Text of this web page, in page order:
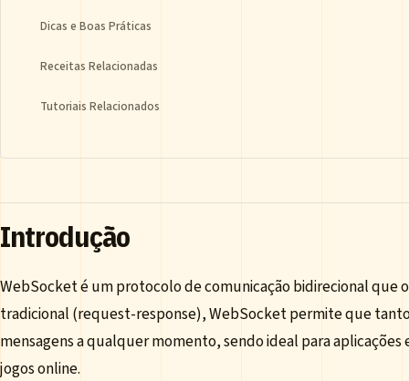
Dicas e Boas Práticas
Receitas Relacionadas
Tutoriais Relacionados
Introdução
WebSocket é um protocolo de comunicação bidirecional que
tradicional (request-response), WebSocket permite que
mensagens a qualquer momento, sendo ideal para
jogos online.